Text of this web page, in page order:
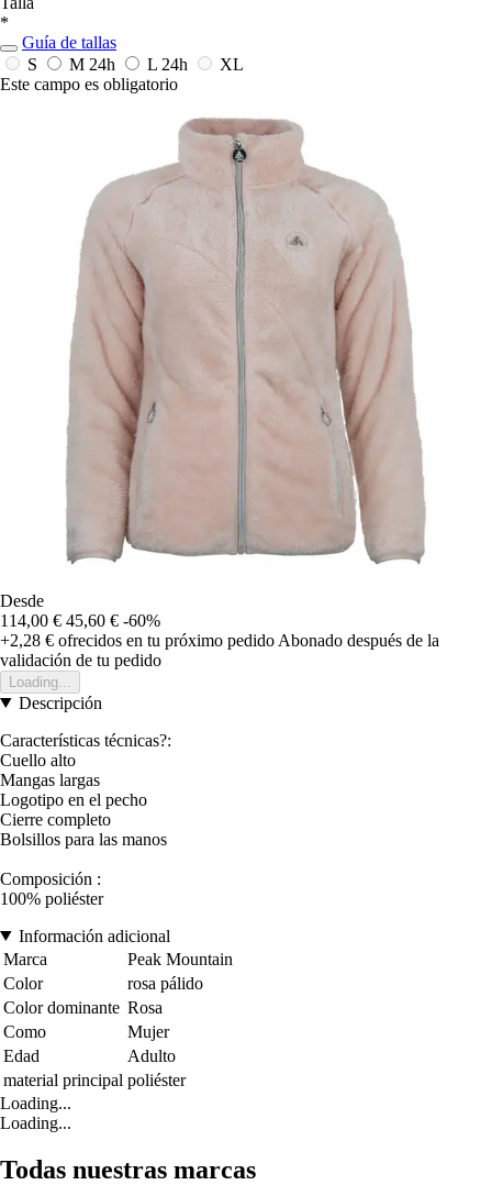
*
Guía de tallas
S
M 24h L 24h
XL
Este campo es obligatorio
Desde
114,00 € 45,60 € -60%
+2,28 € ofrecidos en tu próximo pedido Abonado después de la
validación de tu pedido
Loading...
Descripción
Características técnicas?:
Cuello alto
Mangas largas
Logotipo en el pecho
Cierre completo
Bolsillos para las manos
Composición :
100% poliéster
Información adicional
Marca
Peak Mountain
Color
rosa pálido
Color dominante Rosa
Como
Mujer
Edad
Adulto
material principal poliéster
Loading...
Loading...
Todas nuestras marcas